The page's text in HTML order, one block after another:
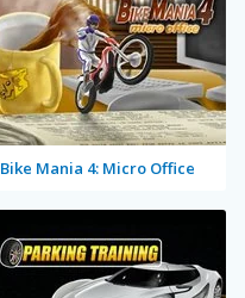
Bike Mania 4: Micro Office